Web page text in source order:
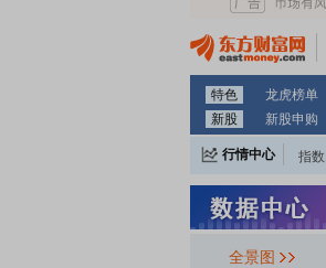
特色 龙虎榜单
新股
新股申购
行情中心 指数
全景图